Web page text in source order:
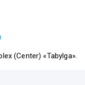
(Center) «Tabylga».